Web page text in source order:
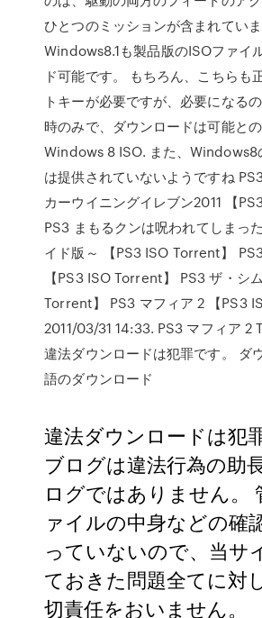
ひとつのミッションが含まれていま
Windows8.1も製品版のISOファイ
ド可能です。 もちろん、こちらも
トキーが必要ですが、必要になる
時のみで、ダウンロードは可能との
Windows 8 ISO. また、Windows8
は提供されていないようですね
カーウイニングイレブン2011 【
PS3 まもるクンは呪われてしまっ
イド版～ 【PS3 ISO Torrent】
【PS3 ISO Torrent】 PS3 ザ・シ
Torrent】 PS3 マフィア 2 【PS3
2011/03/31 14:33. PS3 マフィア
違法ダウンロードは犯罪です。 ダ
語のダウンロード
違法ダウンロードは犯
ブログは違法行為の助
ログではありません。
ァイルの中身などの確
っていないので、当サ
ておきた問題全てに対
切責任をおいません。